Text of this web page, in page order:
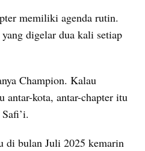
memiliki agenda rutin.
digelar dua kali setiap
Champion. Kalau
antar-kota, antar-chapter itu
di bulan Juli 2025 kemarin